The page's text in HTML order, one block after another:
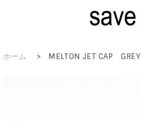
ホーム > MELTON JET CAP GREY